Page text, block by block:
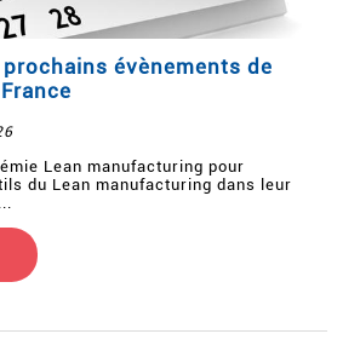
évènements de
Lean manufacturing pour
du Lean manufacturing dans leur